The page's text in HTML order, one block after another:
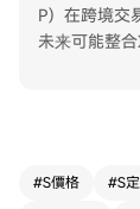
P）在跨境交
未来可能整
软件已与瑞波
#S價格 #S